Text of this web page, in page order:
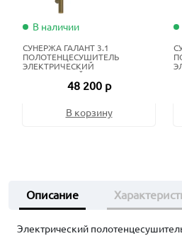
В наличии
СУНЕРЖА ГАЛАНТ 3.1
ПОЛОТЕНЦЕСУШИТЕЛЬ
ЭЛЕКТРИЧЕСКИЙ
ЖИДКОСТНЫЙ 80Х50 СМ
СОСТАРЕННАЯ БРОНЗА
48 200 р
В корзину
Описание
Электрический